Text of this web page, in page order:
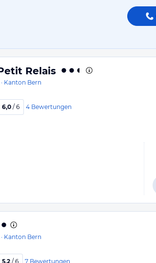
Relais
· Kanton Bern
6,0 / 6 4 Bewertungen
· Kanton Bern
5,2 / 6 7 Bewertungen